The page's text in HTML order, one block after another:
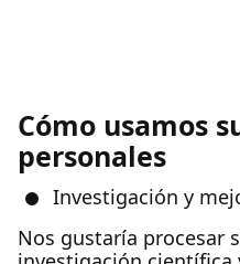
Cómo usamos
personales
Investigación y
Nos gustaría procesar